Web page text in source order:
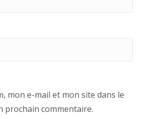
mon e-mail et mon site dans le
prochain commentaire.